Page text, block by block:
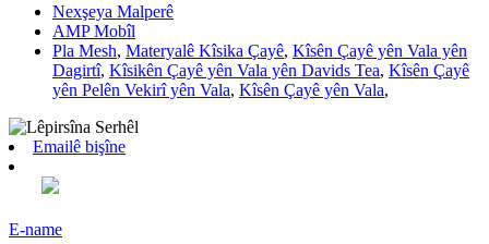
Nexşeya Malperê
AMP Mobîl
Pla Mesh, Materyalê Kîsika Çayê, Kîsên Çayê yên Vala yên
Dagirtî, Kîsikên Çayê yên Vala yên Davids Tea, Kîsên Çayê
yên Pelên Vekirî yên Vala, Kîsên Çayê yên Vala,
Emailê bişîne
E-name